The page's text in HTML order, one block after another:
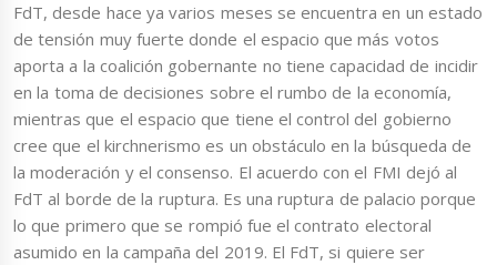
FdT, desde hace ya varios meses se encuentra en un estado
de tensión muy fuerte donde el espacio que más votos
aporta a la coalición gobernante no tiene capacidad de incidir
en la toma de decisiones sobre el rumbo de la economía,
mientras que el espacio que tiene el control del gobierno
cree que el kirchnerismo es un obstáculo en la búsqueda de
la moderación y el consenso. El acuerdo con el FMI dejó al
FdT al borde de la ruptura. Es una ruptura de palacio porque
lo que primero que se rompió fue el contrato electoral
asumido en la campaña del 2019. El FdT, si quiere ser